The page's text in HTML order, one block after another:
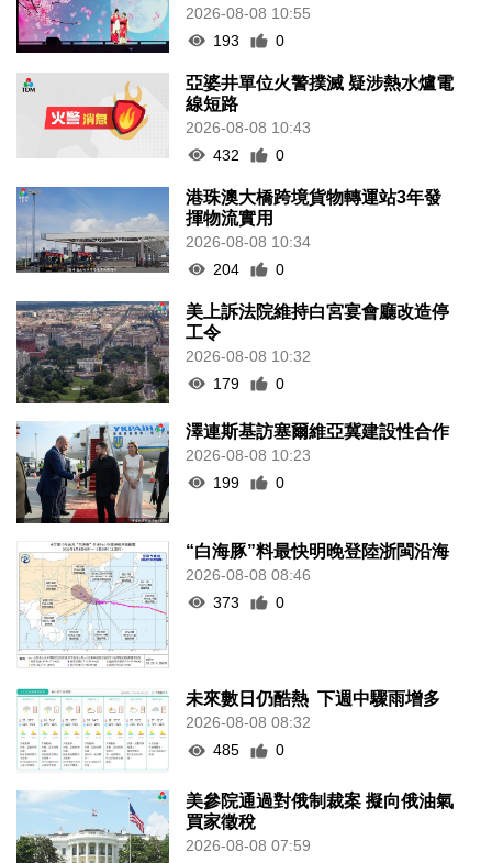
2026-08-08 10:55
193
0
亞婆井單位火警撲滅 疑涉熱水爐電
線短路
2026-08-08 10:43
432
0
港珠澳大橋跨境貨物轉運站3年發
揮物流實用
2026-08-08 10:34
204
0
美上訴法院維持白宮宴會廳改造停
工令
2026-08-08 10:32
179
0
澤連斯基訪塞爾維亞冀建設性合作
2026-08-08 10:23
199
0
“白海豚”料最快明晚登陸浙閩沿海
2026-08-08 08:46
373
0
未來數日仍酷熱 下週中驟雨增多
2026-08-08 08:32
485
0
美參院通過對俄制裁案 擬向俄油氣
買家徵稅
2026-08-08 07:59